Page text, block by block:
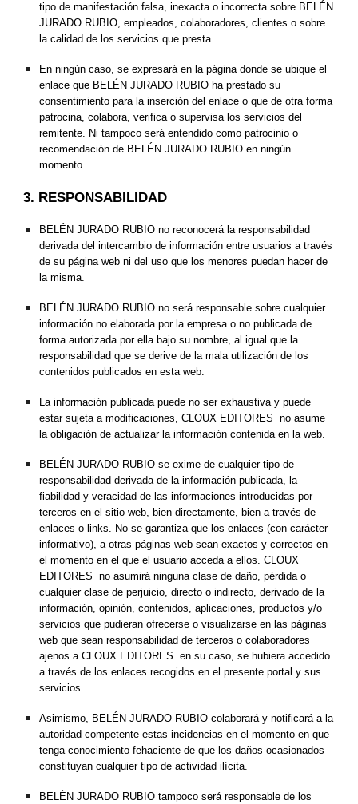
tipo de manifestación falsa, inexacta o incorrecta sobre BELÉN
JURADO RUBIO, empleados, colaboradores, clientes o sobre
la calidad de los servicios que presta.
En ningún caso, se expresará en la página donde se ubique el
enlace que BELÉN JURADO RUBIO ha prestado su
consentimiento para la inserción del enlace o que de otra forma
patrocina, colabora, verifica o supervisa los servicios del
remitente. Ni tampoco será entendido como patrocinio o
recomendación de BELÉN JURADO RUBIO en ningún
momento.
3. RESPONSABILIDAD
BELÉN JURADO RUBIO no reconocerá la responsabilidad
derivada del intercambio de información entre usuarios a través
de su página web ni del uso que los menores puedan hacer de
la misma.
BELÉN JURADO RUBIO no será responsable sobre cualquier
información no elaborada por la empresa o no publicada de
forma autorizada por ella bajo su nombre, al igual que la
responsabilidad que se derive de la mala utilización de los
contenidos publicados en esta web.
La información publicada puede no ser exhaustiva y puede
estar sujeta a modificaciones, CLOUX EDITORES  no asume
la obligación de actualizar la información contenida en la web.
BELÉN JURADO RUBIO se exime de cualquier tipo de
responsabilidad derivada de la información publicada, la
fiabilidad y veracidad de las informaciones introducidas por
terceros en el sitio web, bien directamente, bien a través de
enlaces o links. No se garantiza que los enlaces (con carácter
informativo), a otras páginas web sean exactos y correctos en
el momento en el que el usuario acceda a ellos. CLOUX
EDITORES  no asumirá ninguna clase de daño, pérdida o
cualquier clase de perjuicio, directo o indirecto, derivado de la
información, opinión, contenidos, aplicaciones, productos y/o
servicios que pudieran ofrecerse o visualizarse en las páginas
web que sean responsabilidad de terceros o colaboradores
ajenos a CLOUX EDITORES  en su caso, se hubiera accedido
a través de los enlaces recogidos en el presente portal y sus
servicios.
Asimismo, BELÉN JURADO RUBIO colaborará y notificará a la
autoridad competente estas incidencias en el momento en que
tenga conocimiento fehaciente de que los daños ocasionados
constituyan cualquier tipo de actividad ilícita.
BELÉN JURADO RUBIO tampoco será responsable de los